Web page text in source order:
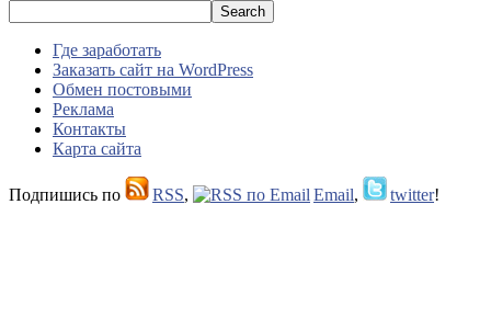
Где заработать
Заказать сайт на WordPress
Обмен постовыми
Реклама
Контакты
Карта сайта
Подпишись по RSS, Email, twitter!